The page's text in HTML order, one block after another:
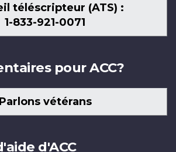
téléscripteur (ATS) :
1-833-921-0071
pour ACC?
Parlons vétérans
d'ACC